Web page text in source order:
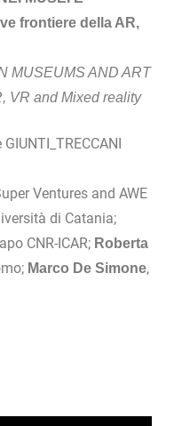
frontiere della AR,
MUSEUMS AND ART
VR and Mixed reality
GIUNTI_TRECCANI
Ventures and AWE
di Catania;
CNR-ICAR; Roberta
Marco De Simone,